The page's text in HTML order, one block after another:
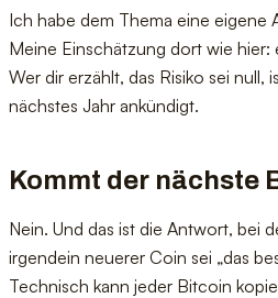
Ich habe dem Thema eine eigene
Meine Einschätzung dort wie
Wer dir erzählt, das Risiko sei
nächstes Jahr ankündigt.
Kommt der nächste
Nein. Und das ist die Antwort, bei
irgendein neuerer Coin sei „das
Technisch kann jeder Bitcoin